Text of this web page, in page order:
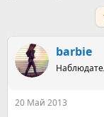
т
е
а
ч
а
barbie
20 Май 2013